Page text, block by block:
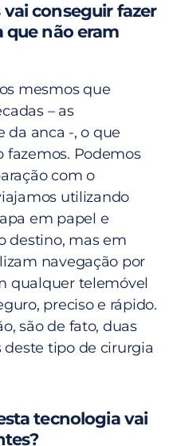
conseguir fazer
que não eram
mesmos que
– as
da anca -, o que
fazemos. Podemos
com o
utilizando
em papel e
destino, mas em
navegação por
qualquer telemóvel
preciso e rápido.
são de fato, duas
tipo de cirurgia
tecnologia vai